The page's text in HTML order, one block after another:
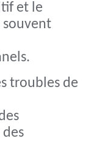
et le
de